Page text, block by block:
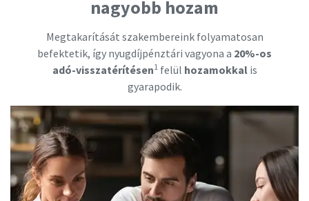
nagyobb hozam
Megtakarítását szakembereink folyamatosan
befektetik, így nyugdíjpénztári vagyona a 20%-os
adó-visszatérítésen1felül hozamokkalis
gyarapodik.